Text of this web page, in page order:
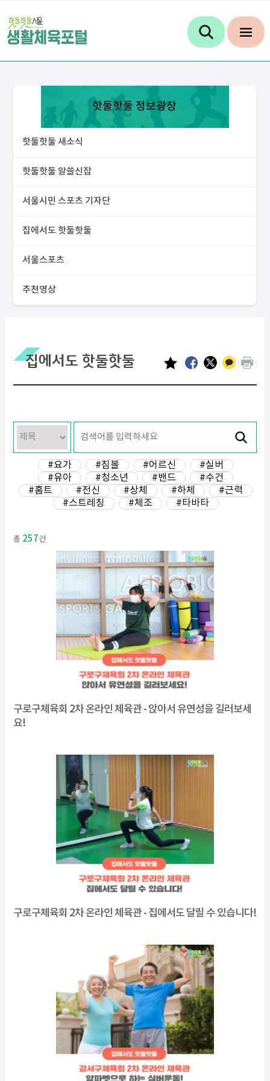
핫둘핫둘 정보광장
핫둘핫둘 새소식
핫둘핫둘 알쓸신잡
서울시민 스포츠 기자단
집에서도 핫둘핫둘
서울스포츠
추천영상
집에서도 핫둘핫둘
#요가 #짐볼 #어르신
#실버
#유아
#청소년 #밴드
#수건
#홈트
#전신 #상체 #하체
#근력
#스트레칭
#체조 #타바타
총 257건
구로구체육회 2차 온라인 체육관 - 앉아서 유연성을 길러보세
요!
구로구체육회 2차 온라인 체육관 - 집에서도 달릴 수 있습니다!